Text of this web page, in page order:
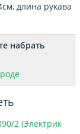
длина рукава
набрать